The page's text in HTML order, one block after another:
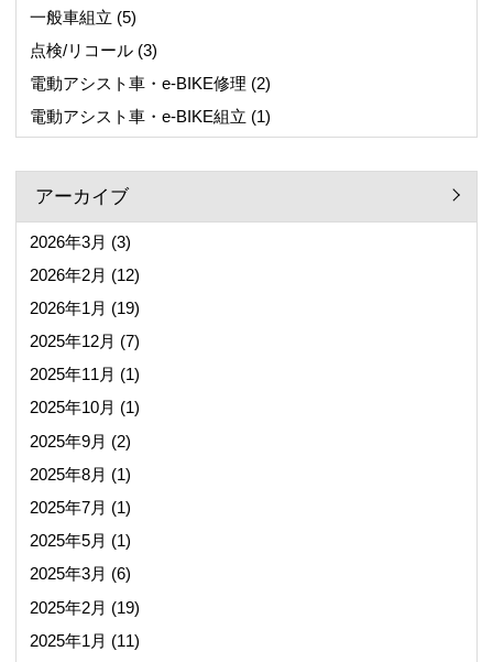
一般車組立 (5)
点検/リコール(3)
電動アシスト車・e-BIKE修理 (2)
電動アシスト車・e-BIKE組立 (1)
アーカイブ
2026年3月 (3)
2026年2月 (12)
2026年1月 (19)
2025年12月 (7)
2025年11月 (1)
2025年10月 (1)
2025年9月 (2)
2025年8月 (1)
2025年7月 (1)
2025年5月 (1)
2025年3月 (6)
2025年2月 (19)
2025年1月 (11)